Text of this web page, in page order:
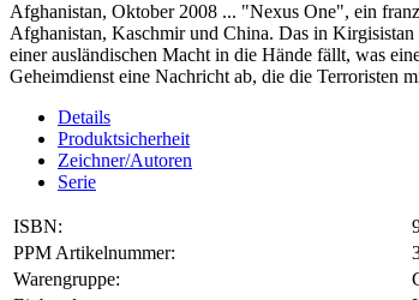
Afghanistan, Oktober 2008 ... "Nexus One", ein
Afghanistan, Kaschmir und China. Das in
einer ausländischen Macht in die Hände fällt, was
Geheimdienst eine Nachricht ab, die die Terroristen
Details
Produktsicherheit
Zeichner/Autoren
Serie
ISBN:
PPM Artikelnummer:
Warengruppe: